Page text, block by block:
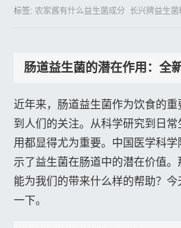
标签: 农家酱有什么益生菌成分 长兴牌益生菌
肠道益生菌的潜在作用：全
近年来，肠道益生菌作为饮食的
到人们的关注。从科学研究到日
用都显得尤为重要。中国医学科
示了益生菌在肠道中的潜在价值
能为我们的带来什么样的帮助？
一下。